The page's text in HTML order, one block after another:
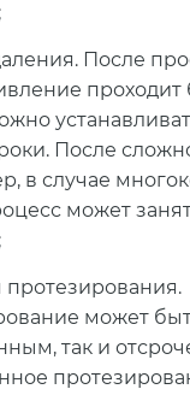
После
проходит
После
в случае
может
протезирования.
может
так и